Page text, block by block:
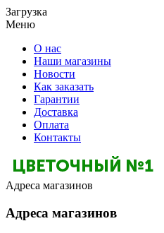
Загрузка
Меню
О нас
Наши магазины
Новости
Как заказать
Гарантии
Доставка
Оплата
Контакты
Адреса магазинов
Адреса магазинов